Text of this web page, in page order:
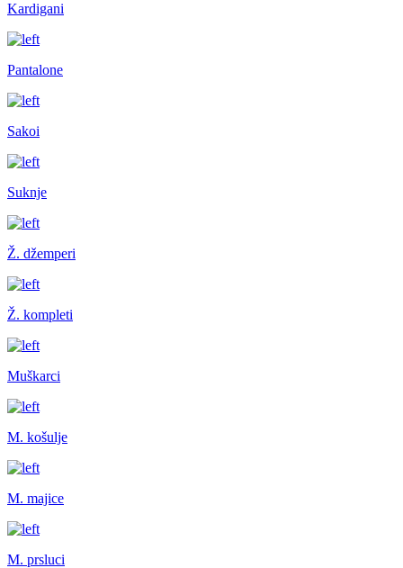
Kardigani
Pantalone
Sakoi
Suknje
Ž. džemperi
Ž. kompleti
Muškarci
M. košulje
M. majice
M. prsluci